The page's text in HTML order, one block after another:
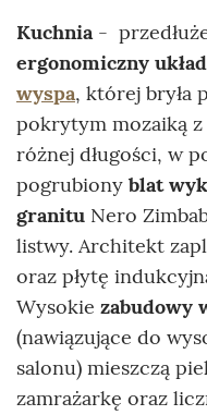
Kuchnia -
ergonomiczny
wyspa, której bryła
pokrytym mozaiką
różnej długości, w
pogrubiony blat
granitu Nero
listwy. Architekt
oraz płytę
Wysokie zabudowy
(nawiązujące do
salonu) mieszczą
zamrażarkę oraz